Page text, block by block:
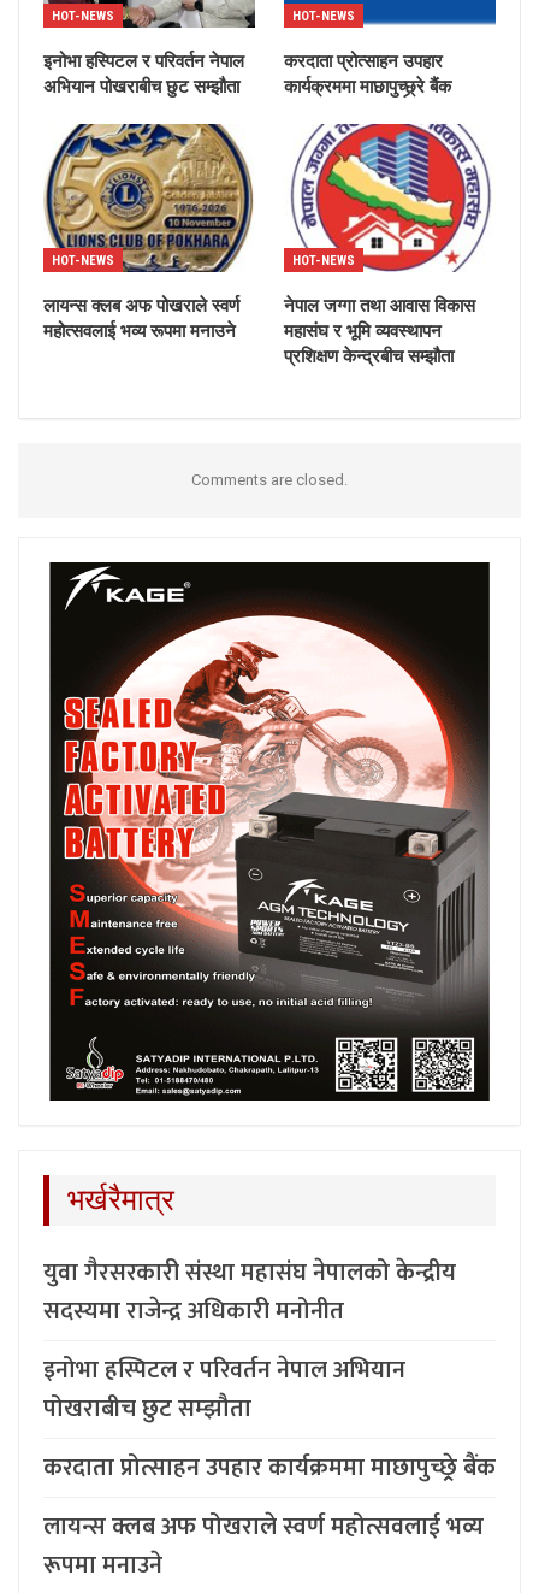
HOT-NEWS
इनोभा हस्पिटल र परिवर्तन नेपाल
अभियान पोखराबीच छुट सम्झौता
HOT-NEWS
करदाता प्रोत्साहन उपहार
कार्यक्रममा माछापुच्छ्र्रे बैंक
HOT-NEWS
लायन्स क्लब अफ पोखराले स्वर्ण
महोत्सवलाई भव्य रूपमा मनाउने
HOT-NEWS
नेपाल जग्गा तथा आवास विकास
महासंघ र भूमि व्यवस्थापन
प्रशिक्षण केन्द्रबीच सम्झौता
Comments are closed.
भर्खरैमात्र
युवा गैरसरकारी संस्था महासंघ नेपालको केन्द्रीय
सदस्यमा राजेन्द्र अधिकारी मनोनीत
इनोभा हस्पिटल र परिवर्तन नेपाल अभियान
पोखराबीच छुट सम्झौता
करदाता प्रोत्साहन उपहार कार्यक्रममा माछापुच्छ्र्रे बैंक
लायन्स क्लब अफ पोखराले स्वर्ण महोत्सवलाई भव्य
रूपमा मनाउने